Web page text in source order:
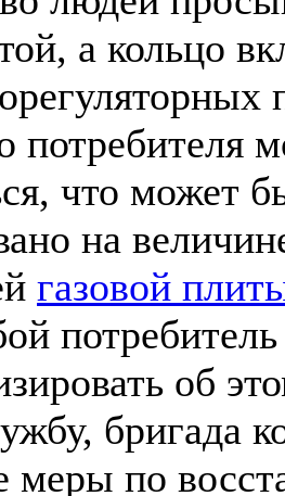
а кольцо
потребителя
что может
на
газовой
об
бригада
меры по